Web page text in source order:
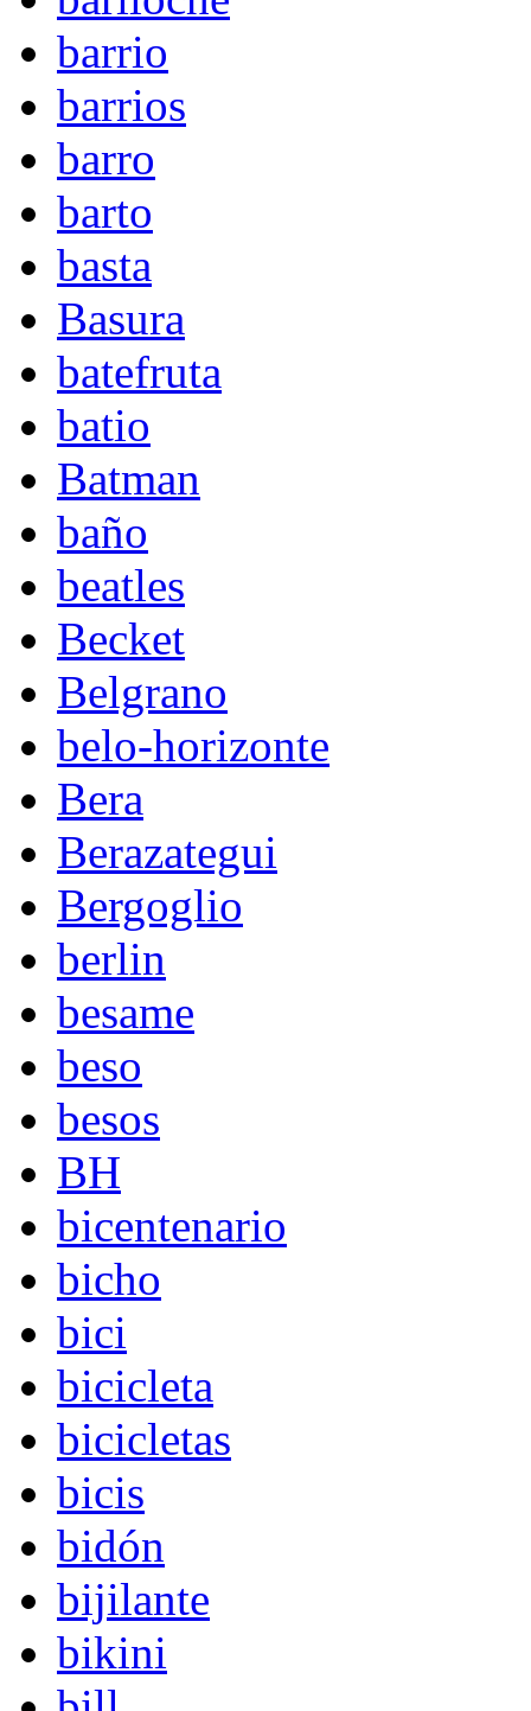
barrio
barrios
barro
barto
basta
Basura
batefruta
batio
Batman
baño
beatles
Becket
Belgrano
belo-horizonte
Bera
Berazategui
Bergoglio
berlin
besame
beso
besos
BH
bicentenario
bicho
bici
bicicleta
bicicletas
bicis
bidón
bijilante
bikini